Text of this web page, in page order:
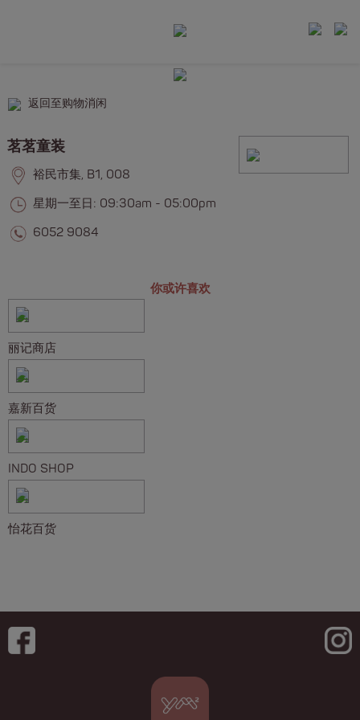
返回至购物消闲
茗茗童装
裕民市集, B1, 008
星期一至日: 09:30am - 05:00pm
6052 9084
你或许喜欢
丽记商店
嘉新百货
INDO SHOP
怡花百货